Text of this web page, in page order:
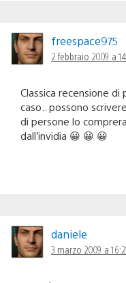
freespace975
2 febbraio 2009 a
Classica recensione
caso.. possono
di persone lo
dall’invidia 😀 😀 😀
daniele
3 marzo 2009 a